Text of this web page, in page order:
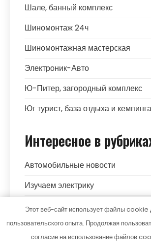
Шале, банный комплекс
Шиномонтаж 24ч
Шиномонтажная мастерская
Электроник-Авто
Ю-Питер, загородный комплекс
Юг турист, база отдыха и кемпинга
Интересное в
Автомобильные новости
Изучаем электрику
О бизнесе и финансах
Ремонтируем самостоятельно
Этот веб-сайт использует файлы cookie
пользовательского опыта. Продолжая
согласие на использование файлов